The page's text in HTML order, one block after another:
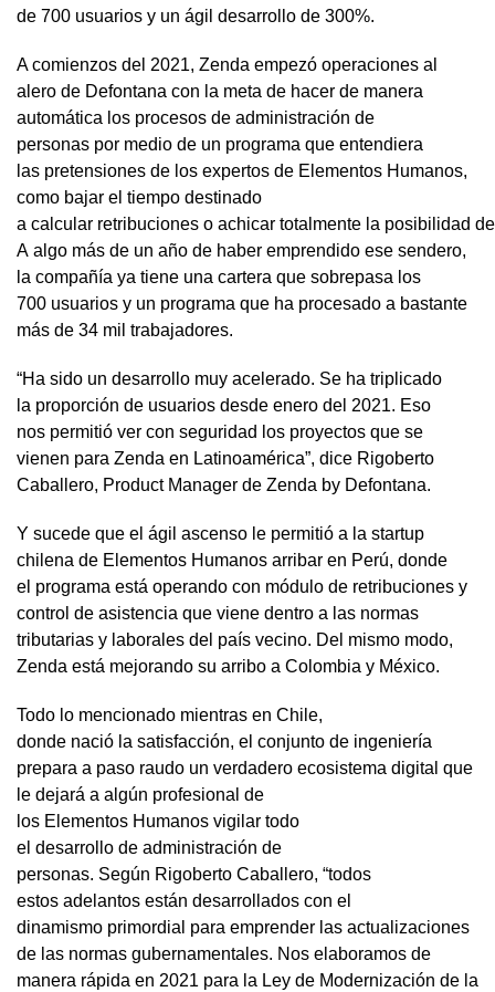
de 700 usuarios y un ágil desarrollo de 300%.
A comienzos del 2021, Zenda empezó operaciones al
alero de Defontana con la meta de hacer de manera
automática los procesos de administración de
personas por medio de un programa que entendiera
las pretensiones de los expertos de Elementos Humanos,
como bajar el tiempo destinado
a calcular retribuciones o achicar totalmente la posibilidad
A algo más de un año de haber emprendido ese sendero,
la compañía ya tiene una cartera que sobrepasa los
700 usuarios y un programa que ha procesado a bastante
más de 34 mil trabajadores.
“Ha sido un desarrollo muy acelerado. Se ha triplicado
la proporción de usuarios desde enero del 2021. Eso
nos permitió ver con seguridad los proyectos que se
vienen para Zenda en Latinoamérica”, dice Rigoberto
Caballero, Product Manager de Zenda by Defontana.
Y sucede que el ágil ascenso le permitió a la startup
chilena de Elementos Humanos arribar en Perú, donde
el programa está operando con módulo de retribuciones y
control de asistencia que viene dentro a las normas
tributarias y laborales del país vecino. Del mismo modo,
Zenda está mejorando su arribo a Colombia y México.
Todo lo mencionado mientras en Chile,
donde nació la satisfacción, el conjunto de ingeniería
prepara a paso raudo un verdadero ecosistema digital que
le dejará a algún profesional de
los Elementos Humanos vigilar todo
el desarrollo de administración de
personas. Según Rigoberto Caballero, “todos
estos adelantos están desarrollados con el
dinamismo primordial para emprender las actualizaciones
de las normas gubernamentales. Nos elaboramos de
manera rápida en 2021 para la Ley de Modernización de la